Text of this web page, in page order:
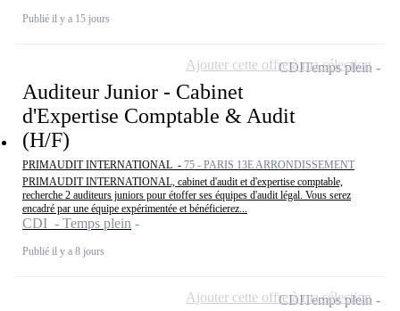
Publié il y a 15 jours
Auditeur Junior - Cabinet
d'Expertise Comptable & Audit
(H/F)
PRIMAUDIT INTERNATIONAL - 75 - PARIS 13E ARRONDISSEMENT
PRIMAUDIT INTERNATIONAL, cabinet d'audit et d'expertise comptable,
recherche 2 auditeurs juniors pour étoffer ses équipes d'audit légal. Vous serez
encadré par une équipe expérimentée et bénéficierez...
CDI - Temps plein
Publié il y a 8 jours
CDITemps plein
Ajouter cette offre à ma sélection
CDITemps plein
Ajouter cette offre à ma sélection